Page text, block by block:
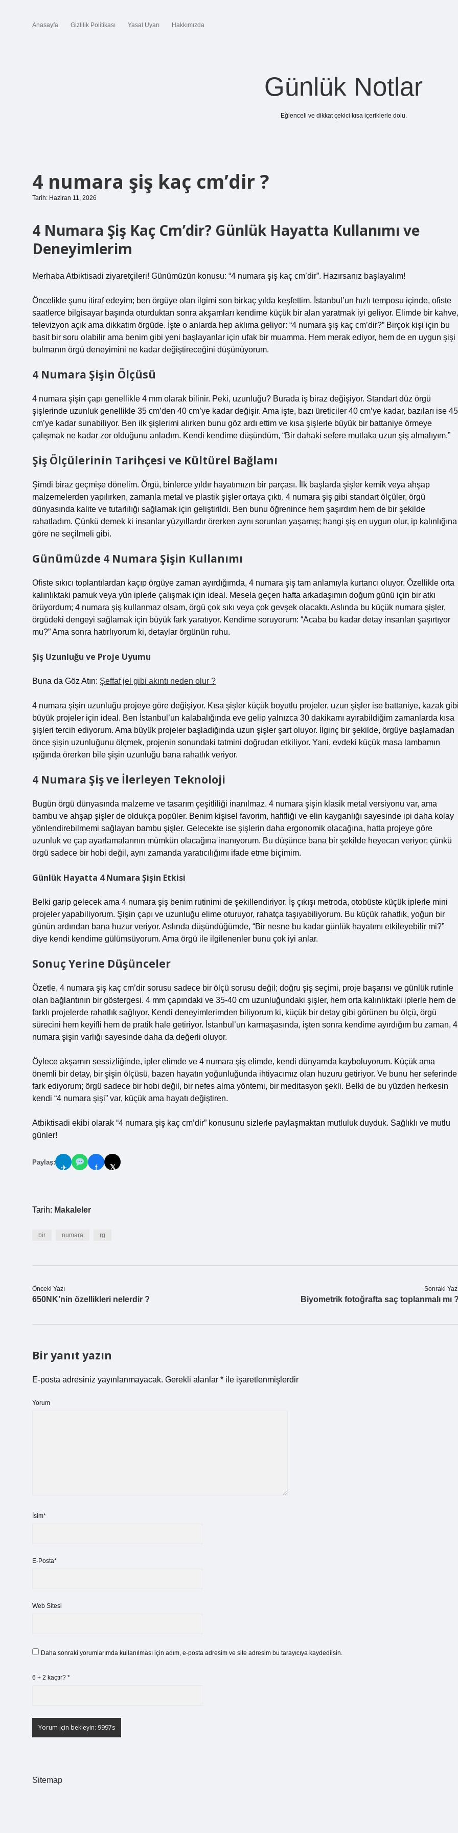
Anasayfa Gizlilik Politikası Yasal Uyarı Hakkımızda
Günlük Notlar
Eğlenceli ve dikkat çekici kısa içeriklerle dolu.
4 numara şiş kaç cm’dir ?
Tarih: Haziran 11, 2026
4 Numara Şiş Kaç Cm’dir? Günlük Hayatta Kullanımı ve
Deneyimlerim
Merhaba Atbiktisadi ziyaretçileri! Günümüzün konusu: “4 numara şiş kaç cm’dir”. Hazırsanız başlayalım!
Öncelikle şunu itiraf edeyim; ben örgüye olan ilgimi son birkaç yılda keşfettim. İstanbul’un hızlı temposu içinde, ofiste
saatlerce bilgisayar başında oturduktan sonra akşamları kendime küçük bir alan yaratmak iyi geliyor. Elimde bir kahve,
televizyon açık ama dikkatim örgüde. İşte o anlarda hep aklıma geliyor: “4 numara şiş kaç cm’dir?” Birçok kişi için bu
basit bir soru olabilir ama benim gibi yeni başlayanlar için ufak bir muamma. Hem merak ediyor, hem de en uygun şişi
bulmanın örgü deneyimini ne kadar değiştireceğini düşünüyorum.
4 Numara Şişin Ölçüsü
4 numara şişin çapı genellikle 4 mm olarak bilinir. Peki, uzunluğu? Burada iş biraz değişiyor. Standart düz örgü
şişlerinde uzunluk genellikle 35 cm’den 40 cm’ye kadar değişir. Ama işte, bazı üreticiler 40 cm’ye kadar, bazıları ise 45
cm’ye kadar sunabiliyor. Ben ilk şişlerimi alırken bunu göz ardı ettim ve kısa şişlerle büyük bir battaniye örmeye
çalışmak ne kadar zor olduğunu anladım. Kendi kendime düşündüm, “Bir dahaki sefere mutlaka uzun şiş almalıyım.”
Şiş Ölçülerinin Tarihçesi ve Kültürel Bağlamı
Şimdi biraz geçmişe dönelim. Örgü, binlerce yıldır hayatımızın bir parçası. İlk başlarda şişler kemik veya ahşap
malzemelerden yapılırken, zamanla metal ve plastik şişler ortaya çıktı. 4 numara şiş gibi standart ölçüler, örgü
dünyasında kalite ve tutarlılığı sağlamak için geliştirildi. Ben bunu öğrenince hem şaşırdım hem de bir şekilde
rahatladım. Çünkü demek ki insanlar yüzyıllardır örerken aynı sorunları yaşamış; hangi şiş en uygun olur, ip kalınlığına
göre ne seçilmeli gibi.
Günümüzde 4 Numara Şişin Kullanımı
Ofiste sıkıcı toplantılardan kaçıp örgüye zaman ayırdığımda, 4 numara şiş tam anlamıyla kurtarıcı oluyor. Özellikle orta
kalınlıktaki pamuk veya yün iplerle çalışmak için ideal. Mesela geçen hafta arkadaşımın doğum günü için bir atkı
örüyordum; 4 numara şiş kullanmaz olsam, örgü çok sıkı veya çok gevşek olacaktı. Aslında bu küçük numara şişler,
örgüdeki dengeyi sağlamak için büyük fark yaratıyor. Kendime soruyorum: “Acaba bu kadar detay insanları şaşırtıyor
mu?” Ama sonra hatırlıyorum ki, detaylar örgünün ruhu.
Şiş Uzunluğu ve Proje Uyumu
Buna da Göz Atın: Şeffaf jel gibi akıntı neden olur ?
4 numara şişin uzunluğu projeye göre değişiyor. Kısa şişler küçük boyutlu projeler, uzun şişler ise battaniye, kazak
büyük projeler için ideal. Ben İstanbul’un kalabalığında eve gelip yalnızca 30 dakikamı ayırabildiğim zamanlarda kısa
şişleri tercih ediyorum. Ama büyük projeler başladığında uzun şişler şart oluyor. İlginç bir şekilde, örgüye başlamadan
önce şişin uzunluğunu ölçmek, projenin sonundaki tatmini doğrudan etkiliyor. Yani, evdeki küçük masa lambamın
ışığında örerken bile şişin uzunluğu bana rahatlık veriyor.
4 Numara Şiş ve İlerleyen Teknoloji
Bugün örgü dünyasında malzeme ve tasarım çeşitliliği inanılmaz. 4 numara şişin klasik metal versiyonu var, ama
bambu ve ahşap şişler de oldukça popüler. Benim kişisel favorim, hafifliği ve elin kayganlığı sayesinde ipi daha kolay
yönlendirebilmemi sağlayan bambu şişler. Gelecekte ise şişlerin daha ergonomik olacağına, hatta projeye göre
uzunluk ve çap ayarlamalarının mümkün olacağına inanıyorum. Bu düşünce bana bir şekilde heyecan veriyor; çünkü
örgü sadece bir hobi değil, aynı zamanda yaratıcılığımı ifade etme biçimim.
Günlük Hayatta 4 Numara Şişin Etkisi
Belki garip gelecek ama 4 numara şiş benim rutinimi de şekillendiriyor. İş çıkışı metroda, otobüste küçük iplerle mini
projeler yapabiliyorum. Şişin çapı ve uzunluğu elime oturuyor, rahatça taşıyabiliyorum. Bu küçük rahatlık, yoğun bir
günün ardından bana huzur veriyor. Aslında düşündüğümde, “Bir nesne bu kadar günlük hayatımı etkileyebilir mi?”
diye kendi kendime gülümsüyorum. Ama örgü ile ilgilenenler bunu çok iyi anlar.
Sonuç Yerine Düşünceler
Özetle, 4 numara şiş kaç cm’dir sorusu sadece bir ölçü sorusu değil; doğru şiş seçimi, proje başarısı ve günlük rutinle
olan bağlantının bir göstergesi. 4 mm çapındaki ve 35-40 cm uzunluğundaki şişler, hem orta kalınlıktaki iplerle hem de
farklı projelerde rahatlık sağlıyor. Kendi deneyimlerimden biliyorum ki, küçük bir detay gibi görünen bu ölçü, örgü
sürecini hem keyifli hem de pratik hale getiriyor. İstanbul’un karmaşasında, işten sonra kendime ayırdığım bu zaman, 4
numara şişin varlığı sayesinde daha da değerli oluyor.
Öylece akşamın sessizliğinde, ipler elimde ve 4 numara şiş elimde, kendi dünyamda kayboluyorum. Küçük ama
önemli bir detay, bir şişin ölçüsü, bazen hayatın yoğunluğunda ihtiyacımız olan huzuru getiriyor. Ve bunu her seferinde
fark ediyorum; örgü sadece bir hobi değil, bir nefes alma yöntemi, bir meditasyon şekli. Belki de bu yüzden herkesin
kendi “4 numara şişi” var, küçük ama hayatı değiştiren.
Atbiktisadi ekibi olarak “4 numara şiş kaç cm’dir” konusunu sizlerle paylaşmaktan mutluluk duyduk. Sağlıklı ve mutlu
günler!
Paylaş:
✈ f 𝕏
Tarih: Makaleler
bir numara rg
Önceki Yazı
650NK’nin özellikleri nelerdir ?
Sonraki
Biyometrik fotoğrafta saç toplanmalı mı
Bir yanıt yazın
E-posta adresiniz yayınlanmayacak. Gerekli alanlar * ile işaretlenmişlerdir
Yorum
İsim*
E-Posta*
Web Sitesi
Daha sonraki yorumlarımda kullanılması için adım, e-posta adresim ve site adresim bu tarayıcıya kaydedilsin.
6 + 2 kaçtır? *
Sitemap